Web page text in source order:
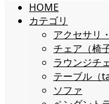
HOME
カテゴリ
アクセサリ
チェア（椅子
ラウンジチ
テーブル（
ソファ